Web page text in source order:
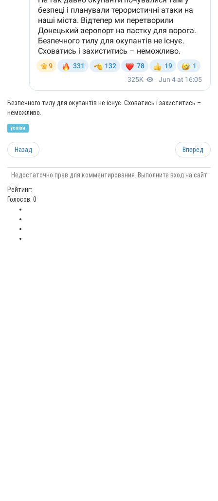
Безпечного тилу для окупантів не існує. Сховатись і захиститись –
неможливо.
успіхи
Назад Вперёд
Недостаточно прав для комментирования. Выполните вход на сайт
Рейтинг:
Голосов: 0